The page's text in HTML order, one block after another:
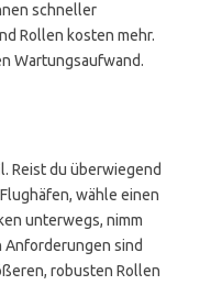
schneller
Rollen kosten mehr.
Wartungsaufwand.
Reist du überwiegend
wähle einen
unterwegs, nimm
Anforderungen sind
robusten Rollen